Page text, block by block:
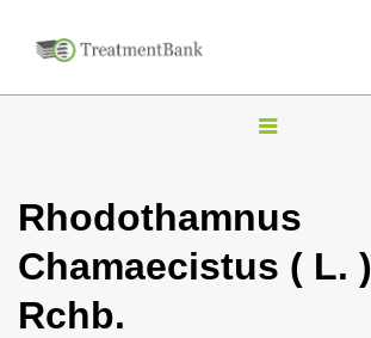
T
g
l
Rhodothamnus
Chamaecistus ( L. )
Rchb.